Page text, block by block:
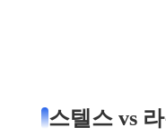
스텔스 vs